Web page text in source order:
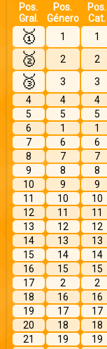
Pos.
Gral.
Pos.
Género
Pos.
Cat.
🥇 1 1
🥈 2 2
🥉 3 3
4
4 4
5
5 5
6
1 1
7
6 6
8
7 7
9
8 8
10
9 9
11
10 10
12
11 11
13
12 12
14
13 13
15
14 14
16
15 15
17
2 2
18
16 16
19
17 17
20
18 18
21
19 19